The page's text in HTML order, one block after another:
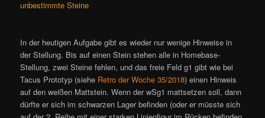
unbestimmte Steine
In der heutigen Aufgabe gibt es wieder nur wenige Hinweise in
der Stellung. Bis auf einen Stein stehen alle in Homebase-
Stellung, zwei Steine fehlen, und das freie Feld g1 gibt wie bei
Tacus Prototyp (siehe Retro der Woche 35/2018) einen Hinweis
auf den weißen Mattstein. Wenn der wSg1 mattsetzen soll, dann
dürfte er sich im schwarzen Lager befinden (oder er müsste sich